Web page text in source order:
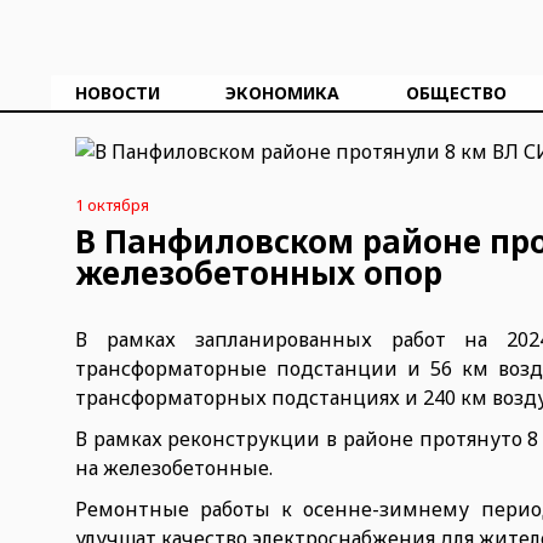
НОВОСТИ ЭКОНОМИКА ОБЩЕСТВО
1 октября
В Панфиловском районе
железобетонных опор
В рамках запланированных работ на
трансформаторные подстанции и 56 км
трансформаторных подстанциях и 240 км
В рамках реконструкции в районе
на железобетонные.
Ремонтные работы к осенне-зимнему